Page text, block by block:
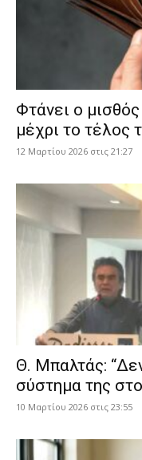
Φτάνει ο
μέχρι το τέλος
12 Μαρτίου 2026 στις 21:27
Θ. Μπαλτάς:
σύστημα της
10 Μαρτίου 2026 στις 23:55